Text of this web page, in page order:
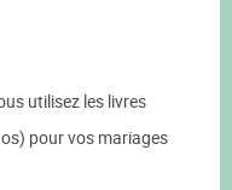
utilisez les livres
pour vos mariages